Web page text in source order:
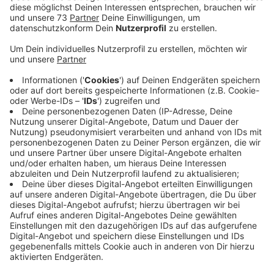
Ohne App auf dem Handy geht mittlerweile gar nichts
smart Home gesteuert - die App gehört zum täglichen
Geschäftsführer von OPWOCO in Schöppingen. Der 33
jährige aus Epe ist eigentlich noch Student in den
Niederlanden in den Fächern Kunst und Technik, aber
seine wahre Leidenschaft ist das Programmieren und
das macht er mit seinen 23 Mitarbeitern seit knapp 8
Jahren offensichtlich sehr gut - die Kunden stehen
Schlange. Neuestes Projekt ist eine App-basierte
Steuerung für eine Kaffeemaschine und die hat sich
Raimund Stroick mal genau angesehen.
Mehr Informationen über OPWOCO
Anzeige